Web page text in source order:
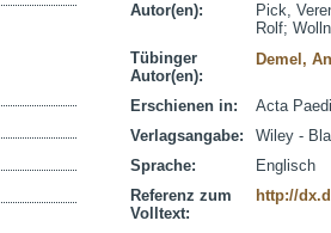
Autor(en):
Pick,
Rolf;
Tübinger
Autor(en):
Demel,
Erschienen in:
Acta
Verlagsangabe:
Wiley -
Sprache:
Englisch
Referenz zum
Volltext:
http://